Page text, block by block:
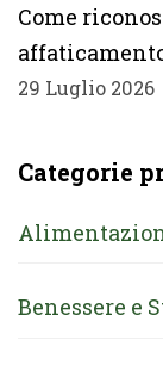
Come
29 Luglio 2026
Categorie
Benessere e